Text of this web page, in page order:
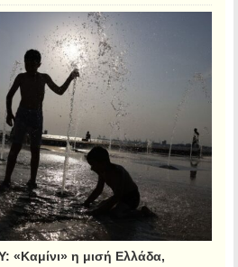
«Καμίνι» η μισή Ελλάδα,